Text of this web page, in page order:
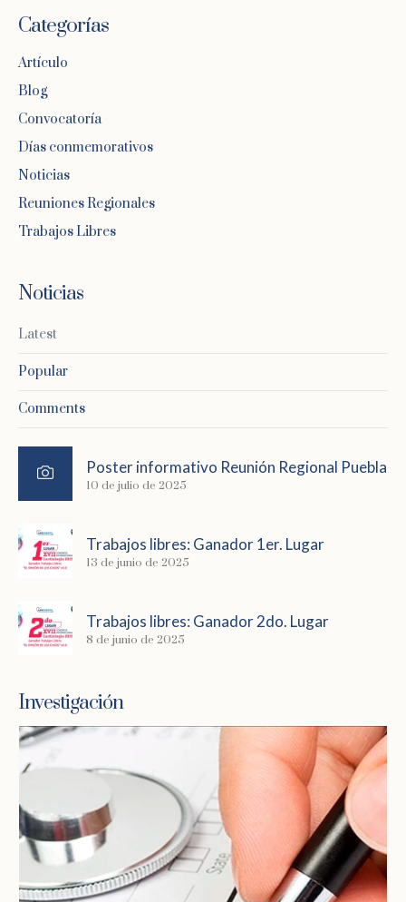
Categorías
Artículo
Blog
Convocatoría
Días conmemorativos
Noticias
Reuniones Regionales
Trabajos Libres
Noticias
Latest
Popular
Comments
Poster informativo Reunión Regional Puebla
10 de julio de 2025
Trabajos libres: Ganador 1er. Lugar
13 de junio de 2025
Trabajos libres: Ganador 2do. Lugar
8 de junio de 2025
Investigación